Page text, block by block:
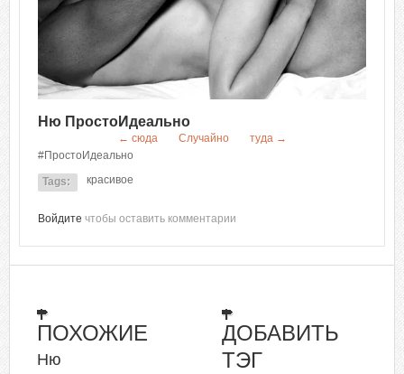
Ню ПростоИдеально
← сюда Случайно
туда →
#ПростоИдеально
Tags: красивое
Войдите чтобы оставить комментарии
ПОХОЖИЕ
Ню
ДОБАВИТЬ
ТЭГ